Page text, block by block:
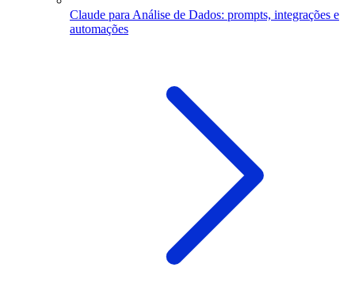
Claude para Análise de Dados: prompts, integrações e
automações